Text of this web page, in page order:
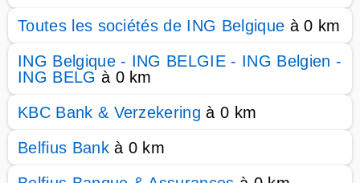
Toutes les sociétés de ING Belgique à 0 km
ING Belgique - ING BELGIE - ING Belgien -
ING BELG à 0 km
KBC Bank & Verzekering à 0 km
Belfius Bankà 0 km